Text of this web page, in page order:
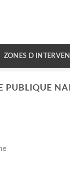
ZONES D
PUBLIQUE